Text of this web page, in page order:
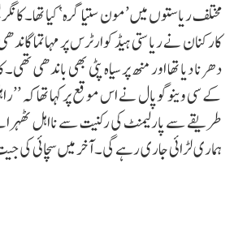
مختلف ریاستوں میں ’مون ستیاگرہ‘ کیا تھا۔
کارکنان نے ریاستی ہیڈکوارٹرس پر مہاتما
دھرنا دیا تھا اور منھ پر سیاہ پٹی بھی باندھی
کے سی وینوگوپال نے اس موقع پر کہا تھا کہ
طریقے سے پارلیمنٹ کی رکنیت سے نااہل
ہماری لڑائی جاری رہے گی۔ آخر میں سچائی کی